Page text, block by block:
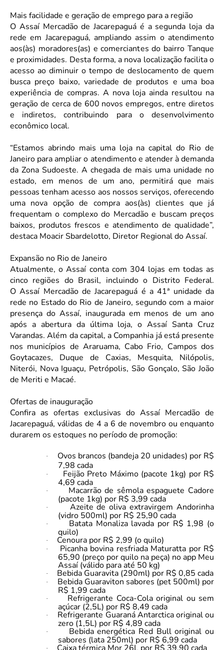
Mais facilidade e geração de emprego para a região
O Assaí Mercadão de Jacarepaguá é a segunda loja da
rede em Jacarepaguá, ampliando assim o atendimento
aos(às) moradores(as) e comerciantes do bairro Tanque
e proximidades. Desta forma, a nova localização facilita o
acesso ao diminuir o tempo de deslocamento de quem
busca preço baixo, variedade de produtos e uma boa
experiência de compras. A nova loja ainda resultou na
geração de cerca de 600 novos empregos, entre diretos
e indiretos, contribuindo para o desenvolvimento
econômico local.
“Estamos abrindo mais uma loja na capital do Rio de
Janeiro para ampliar o atendimento e atender à demanda
da Zona Sudoeste. A chegada de mais uma unidade no
estado, em menos de um ano, permitirá que mais
pessoas tenham acesso aos nossos serviços, oferecendo
uma nova opção de compra aos(às) clientes que já
frequentam o complexo do Mercadão e buscam preços
baixos, produtos frescos e atendimento de qualidade”,
destaca Moacir Sbardelotto, Diretor Regional do Assaí.
Expansão no Rio de Janeiro
Atualmente, o Assaí conta com 304 lojas em todas as
cinco regiões do Brasil, incluindo o Distrito Federal.
O Assaí Mercadão de Jacarepaguá é a 41ª unidade da
rede no Estado do Rio de Janeiro, segundo com a maior
presença do Assaí, inaugurada em menos de um ano
após a abertura da última loja, o Assaí Santa Cruz
Varandas. Além da capital, a Companhia já está presente
nos municípios de Araruama, Cabo Frio, Campos dos
Goytacazes, Duque de Caxias, Mesquita, Nilópolis,
Niterói, Nova Iguaçu, Petrópolis, São Gonçalo, São João
de Meriti e Macaé.
Ofertas de inauguração
Confira as ofertas exclusivas do Assaí Mercadão de
Jacarepaguá, válidas de 4 a 6 de novembro ou enquanto
durarem os estoques no período de promoção:
·
Ovos brancos (bandeja 20 unidades) por R$
7,98 cada
· Feijão Preto Máximo (pacote 1kg) por R$
4,69 cada
· Macarrão de sêmola espaguete Cadore
(pacote 1kg) por R$ 3,99 cada
· Azeite de oliva extravirgem Andorinha
(vidro 500ml) por R$ 25,90 cada
· Batata Monaliza lavada por R$ 1,98 (o
quilo)
· Cenoura por R$ 2,99 (o quilo)
· Picanha bovina resfriada Maturatta por R$
65,90 (preço por quilo na peça) no app Meu
Assaí (válido para até 50 kg)
· Bebida Guaravita (290ml) por R$ 0,85 cada
· Bebida Guaraviton sabores (pet 500ml) por
R$ 1,99 cada
· Refrigerante Coca-Cola original ou sem
açúcar (2,5L) por R$ 8,49 cada
· Refrigerante Guaraná Antarctica original ou
zero (1,5L) por R$ 4,89 cada
· Bebida energética Red Bull original ou
sabores (lata 250ml) por R$ 6,99 cada
·